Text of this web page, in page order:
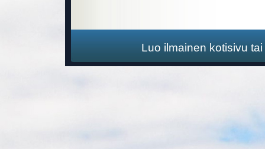
Luo ilmainen kotisivu